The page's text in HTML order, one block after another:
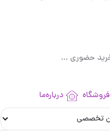
پخش به صورت عمده و خرد ارسال رایگان خرید حضوری ساعت ۹ صبح تا ۶ عصر
فروشگاه درباره‌ما